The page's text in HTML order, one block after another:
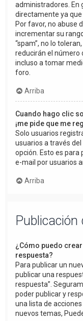
administradores. En
directamente ya
Por favor, no abuse
incrementar su
“spam”, no lo
reducirán el número
incluso a tomar
foro.
Arriba
Cuando hago clic
¡me pide que me
Solo usuarios
usuarios a través
opción. Esto es para
e-mail por usuarios
Arriba
Publicación
¿Cómo puedo
respuesta?
Para publicar un
publicar una
respuesta”.
poder publicar y
una lista de
nuevos temas,